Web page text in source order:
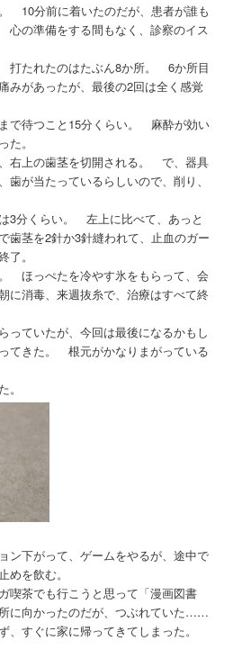
10分前に着いたのだが、患者が誰も
の準備をする間もなく、診察のイス
打たれたのはたぶん8か所。 6か所目
みがあったが、最後の2回は全く感覚
で待つこと15分くらい。 麻酔が効い
。
右上の歯茎を切開される。 で、器具
歯が当たっているらしいので、削り、
3分くらい。 左上に比べて、あっと
茎を2針か3針縫われて、止血のガー
。
ほっぺたを冷やす氷をもらって、会
消毒、来週抜糸で、治療はすべて終
っていたが、今回は最後になるかもし
てきた。 根元がかなりまがっている
ン下がって、ゲームをやるが、途中で
めを飲む。
喫茶でも行こうと思って「漫画図書
に向かったのだが、つぶれていた……
、すぐに家に帰ってきてしまった。